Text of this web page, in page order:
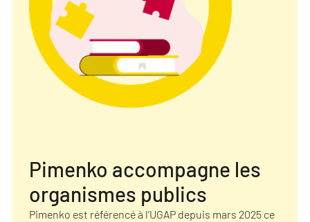
Pimenko accompagne les
organismes publics
Pimenko est référencé à l’UGAP depuis mars 2025 ce